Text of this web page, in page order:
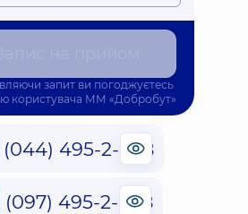
запит ви погоджуєтесь
користувача ММ «Добробут»
(044) 495-2-888
(097) 495-2-888